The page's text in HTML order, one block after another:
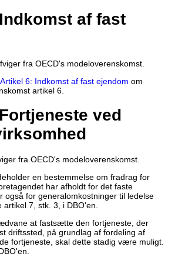
af fast
fra OECD's modeloverenskomst.
6: Indkomst af fast ejendom om
artikel 6.
ved
fra OECD's modeloverenskomst.
en bestemmelse om fradrag for
har afholdt for det faste
også for generalomkostninger til ledelse
7, stk. 3, i DBO'en.
at fastsætte den fortjeneste, der
driftssted, på grundlag af fordeling af
fortjeneste, skal dette stadig være muligt.